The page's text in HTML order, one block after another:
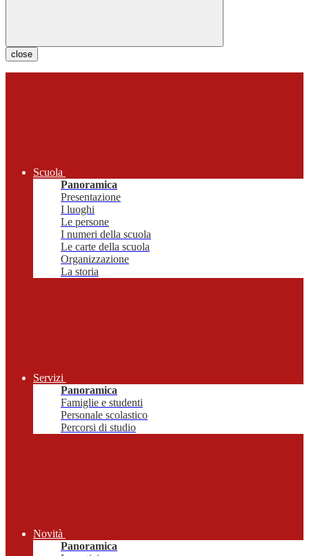
close
Scuola
Panoramica
Presentazione
I luoghi
Le persone
I numeri della scuola
Le carte della scuola
Organizzazione
La storia
Servizi
Panoramica
Famiglie e studenti
Personale scolastico
Percorsi di studio
Novità
Panoramica